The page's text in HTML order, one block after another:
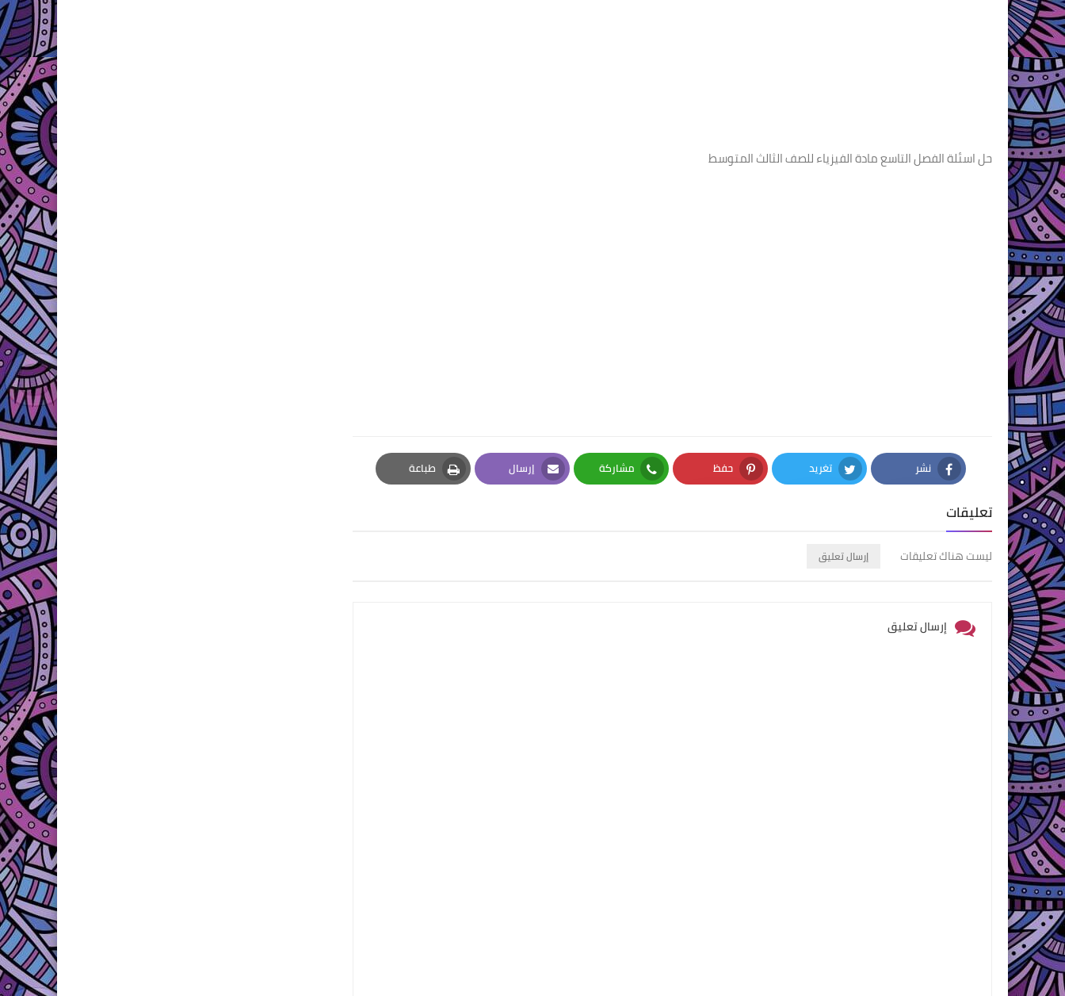
حل اسئلة الفصل التاسع مادة الفيزياء للصف الثالث المتوسط
نشر
Facebook
تغريد
Twitter
حفظ
Pinterest
مشاركة
Whatsapp
إرسال
Email
طباعة
Print
تعليقات
ليست هناك تعليقات إرسال تعليق
إرسال تعليق